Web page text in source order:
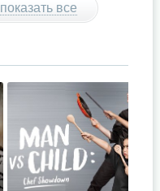
показать все